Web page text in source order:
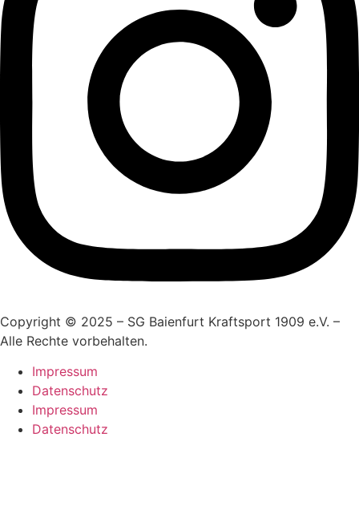
Copyright © 2025 – SG Baienfurt Kraftsport 1909 e.V. –
Alle Rechte vorbehalten.
Impressum
Datenschutz
Impressum
Datenschutz